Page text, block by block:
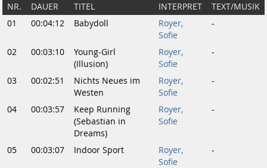
NR. DAUER TITEL INTERPRET
TEXT/MUSIK
01
00:04:12 Babydoll
Royer,
Sofie
-
02 00:03:10
Young-Girl
(Illusion)
Royer,
Sofie
-
03 00:02:51
Nichts Neues im
Westen
Royer,
Sofie
-
04 00:03:57
Keep Running
(Sebastian in
Dreams)
Royer,
Sofie
-
05 00:03:07 Indoor Sport
Royer,
Sofie
-